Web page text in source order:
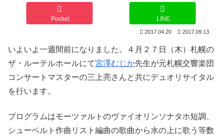
Pocket LINE
2017.04.20 2017.09.13
いよいよ一週間前になりました。４月２７日（木）札幌の
ザ・ルーテルホールにて宮澤むじか先生が元札幌交響楽団
コンサートマスターの三上亮さんと共にデュオリサイタル
を行います。
プログラムはモーツァルトのヴァイオリンソナタホ短調、
シューベルト作曲リスト編曲の歌曲から水の上に歌う等数